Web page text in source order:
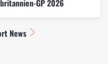
GP 2026
News